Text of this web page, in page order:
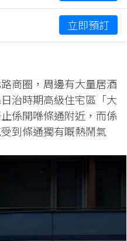
立即預訂
商圈，周邊有大量居酒
治時期高級住宅區「大
係開喺條通附近，而係
到條通獨有嘅熱鬧氣